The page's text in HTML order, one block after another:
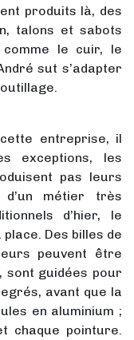
produits là, des
talons et sabots
le cuir, le
sut s’adapter
entreprise, il
exceptions, les
pas leurs
métier très
d’hier, le
Des billes de
peuvent être
sont guidées pour
avant que la
en aluminium ;
chaque pointure.